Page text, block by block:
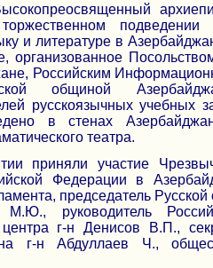
и литературе в
организованное
Российским
общиной
русскоязычных учебных
в стенах
театра.
приняли участие
Федерации в
председатель
руководитель
центра г-н Денисов В.П.,
г-н Абдуллаев Ч.,